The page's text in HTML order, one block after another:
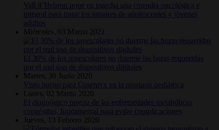
Vall d’Hebron pone en marcha una consulta oncológica e
integral para tratar los tumores de adolescentes y jóvenes
adultos
Miércoles, 03 Marzo 2021
El 30% de los preescolares no duerme las horas requeridas
por el mal uso de dispositivos digitales
Martes, 30 Junio 2020
Visto bueno para Cosentyx en la psoriasis pediátrica
Lunes, 02 Marzo 2020
El diagnóstico precoz de las enfermedades metabólicas
congénitas, fundamental para evitar complicaciones
Jueves, 13 Febrero 2020